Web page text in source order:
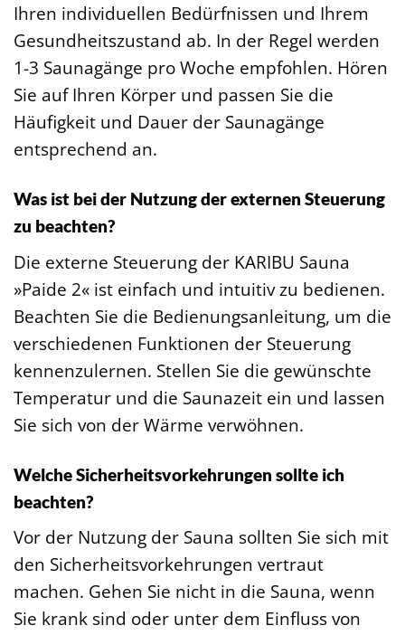
Ihren individuellen Bedürfnissen und Ihrem
Gesundheitszustand ab. In der Regel werden
1-3 Saunagänge pro Woche empfohlen. Hören
Sie auf Ihren Körper und passen Sie die
Häufigkeit und Dauer der Saunagänge
entsprechend an.
Was ist bei der Nutzung der externen Steuerung
zu beachten?
Die externe Steuerung der KARIBU Sauna
»Paide 2« ist einfach und intuitiv zu bedienen.
Beachten Sie die Bedienungsanleitung, um die
verschiedenen Funktionen der Steuerung
kennenzulernen. Stellen Sie die gewünschte
Temperatur und die Saunazeit ein und lassen
Sie sich von der Wärme verwöhnen.
Welche Sicherheitsvorkehrungen sollte ich
beachten?
Vor der Nutzung der Sauna sollten Sie sich mit
den Sicherheitsvorkehrungen vertraut
machen. Gehen Sie nicht in die Sauna, wenn
Sie krank sind oder unter dem Einfluss von